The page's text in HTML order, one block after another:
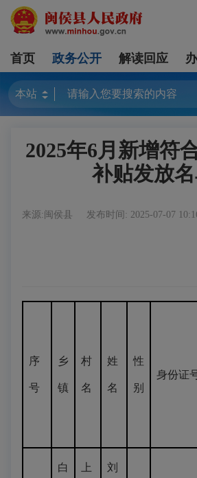
首页 政务公开 解读回应
2025年6月新增符
补贴发放
来源:闽侯县 发布时间: 2025-07-07
序
号
乡
镇
村
名
姓
名
性
别
身份证
白 上 刘